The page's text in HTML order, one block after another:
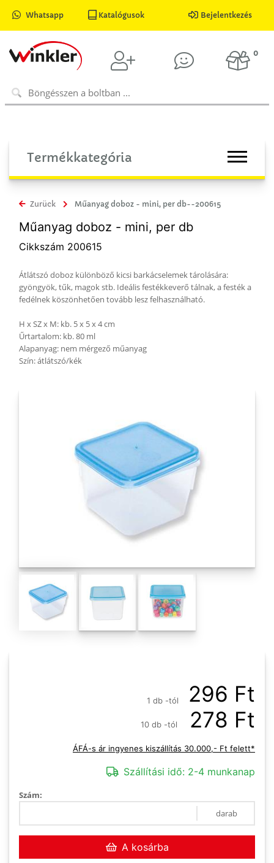
Whatsapp Katalógusok Bejelentkezés
0
Termékkategória
Zurück Műanyag doboz - mini, per db--200615
Műanyag doboz - mini, per db
Cikkszám 200615
Átlátszó doboz különböző kicsi barkácselemek tárolására:
gyöngyök, tűk, magok stb. Ideális festékkeverő tálnak, a festék a
fedélnek köszönhetően tovább lesz felhasználható.
H x SZ x M: kb. 5 x 5 x 4 cm
Űrtartalom: kb. 80 ml
Alapanyag: nem mérgező műanyag
Szín: átlátszó/kék
1 db -tól 296 Ft
10 db -tól 278 Ft
ÁFÁ-s ár ingyenes kiszállítás 30.000,- Ft felett*
Szállítási idő: 2-4 munkanap
Szám:
darab
A kosárba